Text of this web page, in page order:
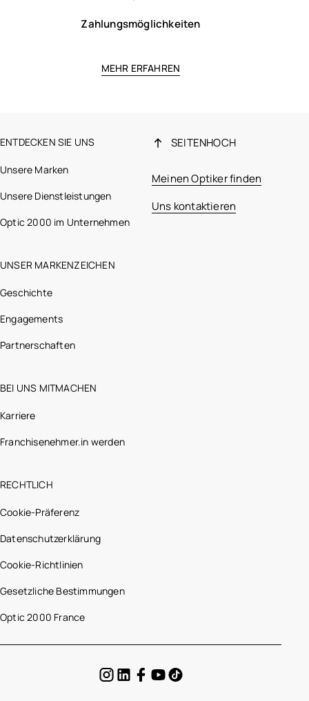
Zahlungsmöglichkeiten
MEHR ERFAHREN
ENTDECKEN SIE UNS
Unsere Marken
Unsere Dienstleistungen
Optic 2000 im Unternehmen
UNSER MARKENZEICHEN
Geschichte
Engagements
Partnerschaften
BEI UNS MITMACHEN
Karriere
Franchisenehmer.in werden
RECHTLICH
Cookie-Präferenz
Datenschutzerklärung
Cookie-Richtlinien
Gesetzliche Bestimmungen
Optic 2000 France
SEITENHOCH
Meinen Optiker finden
Uns kontaktieren